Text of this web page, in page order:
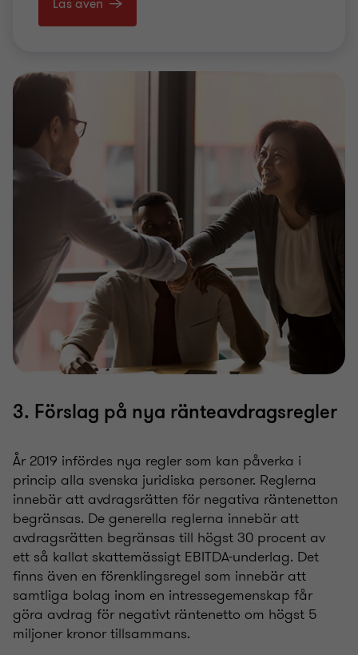
Läs även
3. Förslag på nya ränteavdragsregler
År 2019 infördes nya regler som kan påverka i
princip alla svenska juridiska personer. Reglerna
innebär att avdragsrätten för negativa räntenetton
begränsas. De generella reglerna innebär att
avdragsrätten begränsas till högst 30 procent av
ett så kallat skattemässigt EBITDA-underlag. Det
finns även en förenklingsregel som innebär att
samtliga bolag inom en intressegemenskap får
göra avdrag för negativt räntenetto om högst 5
miljoner kronor tillsammans.